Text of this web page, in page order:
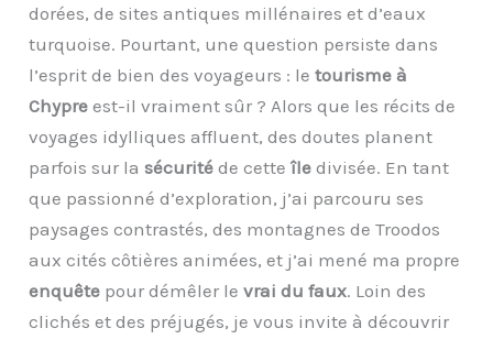
dorées, de sites antiques millénaires et d’eaux
turquoise. Pourtant, une question persiste dans
l’esprit de bien des voyageurs : letourisme à
Chypre est-il vraiment sûr ? Alors que les récits de
voyages idylliques affluent, des doutes planent
parfois sur lasécurité de cetteîle divisée. En tant
que passionné d’exploration, j’ai parcouru ses
paysages contrastés, des montagnes de Troodos
aux cités côtières animées, et j’ai mené ma propre
enquête pour démêler levrai du faux. Loin des
clichés et des préjugés, je vous invite à découvrir